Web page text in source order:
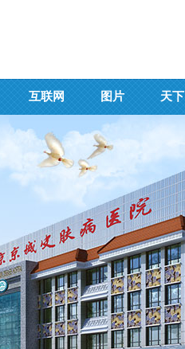
互联网 图片 天下